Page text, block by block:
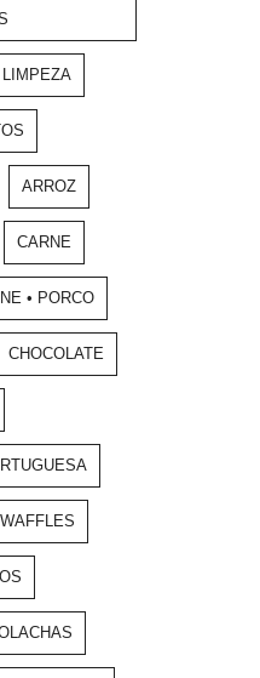
LIMPEZA
ARROZ
CARNE
• PORCO
CHOCOLATE